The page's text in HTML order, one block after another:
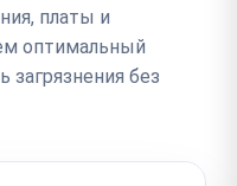
платы и
оптимальный
загрязнения без